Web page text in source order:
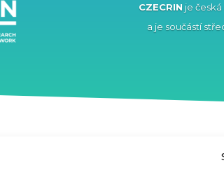
CZECRIN je
a je součástí
moderních terapií, reg. číslo CZ.02.1.01/0.0/0.0/